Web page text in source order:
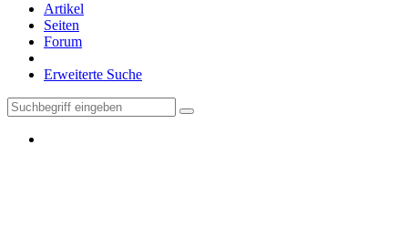
Artikel
Seiten
Forum
Erweiterte Suche